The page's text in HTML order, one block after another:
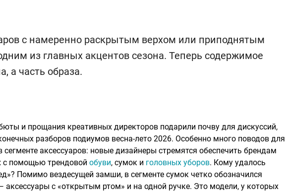
с намеренно раскрытым верхом или приподнятым
из главных акцентов сезона. Теперь содержимое
а часть образа.
и прощания креативных директоров подарили почву для дискуссий,
разборов подиумов весна-лето 2026. Особенно много поводов для
сегменте аксессуаров: новые дизайнеры стремятся обеспечить брендам
с помощью трендовой обуви, сумок и головных уборов. Кому удалось
Помимо вездесущей замши, в сегменте сумок четко обозначился
аксессуары с «открытым ртом» и на одной ручке. Это модели, у которых